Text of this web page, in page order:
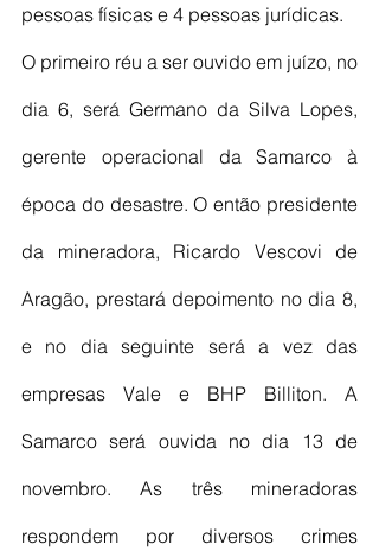
pessoas físicas e 4 pessoas jurídicas.
O primeiro réu a ser ouvido em juízo, no
dia 6, será Germano da Silva Lopes,
gerente operacional da Samarco à
época do desastre. O então presidente
da mineradora, Ricardo Vescovi de
Aragão, prestará depoimento no dia 8,
e no dia seguinte será a vez das
empresas Vale e BHP Billiton. A
Samarco será ouvida no dia 13 de
novembro. As três mineradoras
respondem por diversos crimes